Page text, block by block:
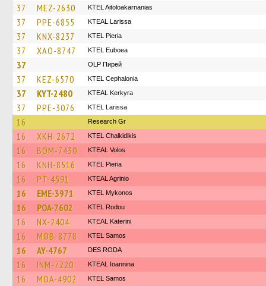
37 MEZ-2630 KTEL Aitoloakarnanias
37 PPE-6855 KTEAL Larissa
37 KNX-8237 KTEL Pieria
37 XAO-8747 ΚΤΕL Euboea
37 OLP Пирей
37 KEZ-6570 KTEL Cephalonia
37 KYT-2480 KTEAL Kerkyra
37 PPE-3076 KTEL Larissa
16 Research Gr
16 XKH-2672 ΚΤΕL Chalkidikis
16 BOM-7430 KTEAL Volos
16 KNH-8516 KTEL Pieria
16 PT-4591 KTEAL Agrinio
16 EME-3971 KTEL Mykonos
16 POA-7602 ΚΤΕL Rodou
16 NX-2404 KTEAL Katerini
16 MOB-8778 KTEL Samos
16 AY-4767 DES RODA
16 INM-7220 KTEAL Ioannina
16 MOA-4902 KTEL Samos